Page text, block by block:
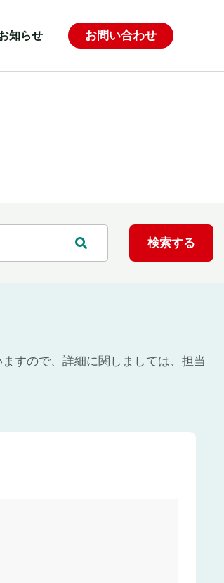
知らせ お問い合わせ
すので、詳細に関しましては、担当